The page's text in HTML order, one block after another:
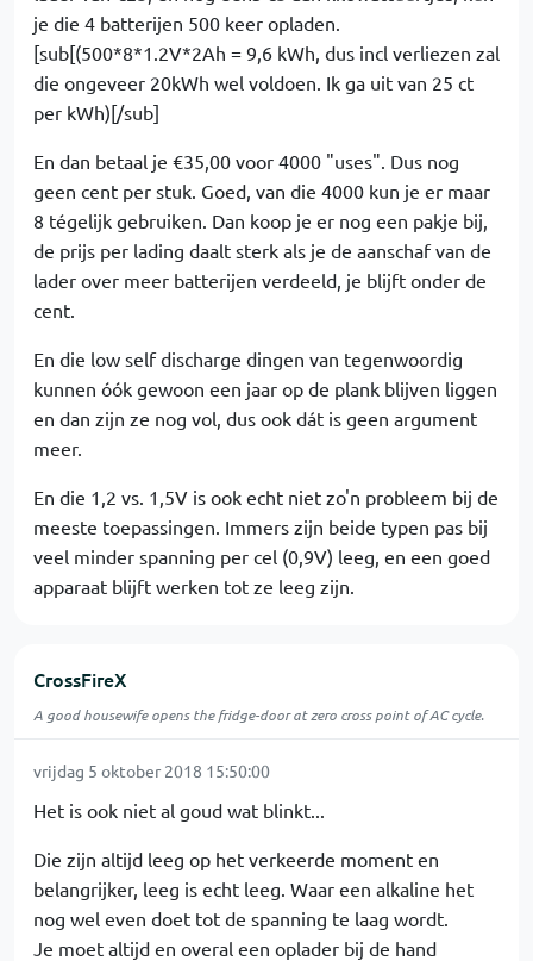
je die 4 batterijen 500 keer opladen.
[sub[(500*8*1.2V*2Ah = 9,6 kWh, dus incl verliezen zal
die ongeveer 20kWh wel voldoen. Ik ga uit van 25 ct
per kWh)[/sub]
En dan betaal je €35,00 voor 4000 "uses". Dus nog
geen cent per stuk. Goed, van die 4000 kun je er maar
8 tégelijk gebruiken. Dan koop je er nog een pakje bij,
de prijs per lading daalt sterk als je de aanschaf van de
lader over meer batterijen verdeeld, je blijft onder de
cent.
En die low self discharge dingen van tegenwoordig
kunnen óók gewoon een jaar op de plank blijven liggen
en dan zijn ze nog vol, dus ook dát is geen argument
meer.
En die 1,2 vs. 1,5V is ook echt niet zo'n probleem bij de
meeste toepassingen. Immers zijn beide typen pas bij
veel minder spanning per cel (0,9V) leeg, en een goed
apparaat blijft werken tot ze leeg zijn.
CrossFireX
A good housewife opens the fridge-door at zero cross point of AC cycle.
vrijdag 5 oktober 2018 15:50:00
Het is ook niet al goud wat blinkt...
Die zijn altijd leeg op het verkeerde moment en
belangrijker, leeg is echt leeg. Waar een alkaline het
nog wel even doet tot de spanning te laag wordt.
Je moet altijd en overal een oplader bij de hand